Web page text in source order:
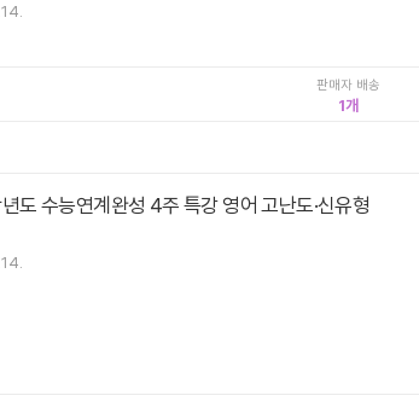
판매자 배송
1
도 수능연계완성 4주 특강 영어 고난도·신유형